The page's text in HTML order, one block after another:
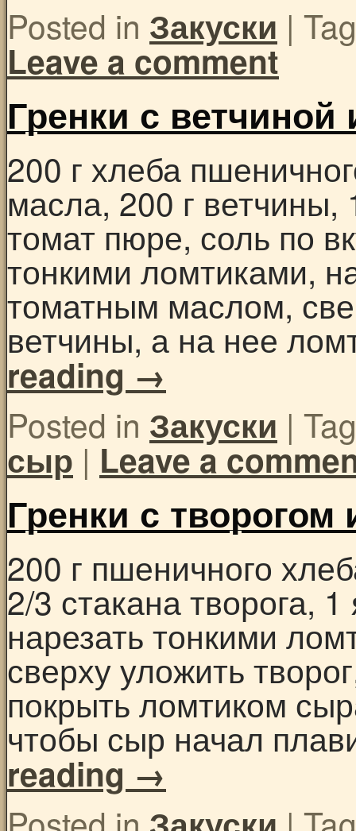
Posted in Закуски |
Leave a comment
Гренки с
200 г хлеба
масла, 200 г ветчины,
томат пюре, соль по
тонкими ломтиками,
томатным маслом,
ветчины, а на нее
reading →
Posted in Закуски |
сыр | Leave a
Гренки с
200 г пшеничного
2/3 стакана творога,
нарезать тонкими
сверху уложить
покрыть ломтиком
чтобы сыр начал
reading →